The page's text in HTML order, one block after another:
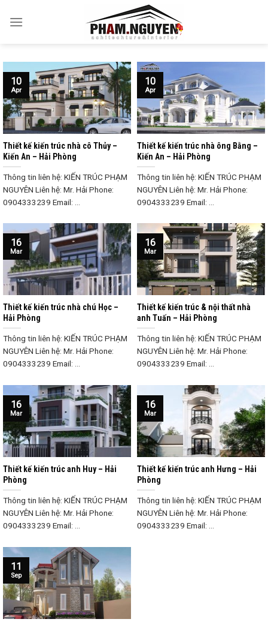
Thiết kế kiến trúc nhà cô Thủy –
Kiến An – Hải Phòng
Thông tin liên hệ: KIẾN TRÚC PHẠM
NGUYÊN Liên hệ: Mr. Hải Phone:
0904333239 Email: ...
10
Apr
Thiết kế kiến trúc nhà ông Bằng –
Kiến An – Hải Phòng
Thông tin liên hệ: KIẾN TRÚC PHẠM
NGUYÊN Liên hệ: Mr. Hải Phone:
0904333239 Email: ...
10
Apr
Thiết kế kiến trúc nhà chú Học –
Hải Phòng
Thông tin liên hệ: KIẾN TRÚC PHẠM
NGUYÊN Liên hệ: Mr. Hải Phone:
0904333239 Email: ...
16
Mar
Thiết kế kiến trúc & nội thất nhà
anh Tuấn – Hải Phòng
Thông tin liên hệ: KIẾN TRÚC PHẠM
NGUYÊN Liên hệ: Mr. Hải Phone:
0904333239 Email: ...
16
Mar
Thiết kế kiến trúc anh Huy – Hải
Phòng
Thông tin liên hệ: KIẾN TRÚC PHẠM
NGUYÊN Liên hệ: Mr. Hải Phone:
0904333239 Email: ...
16
Mar
Thiết kế kiến trúc anh Hưng – Hải
Phòng
Thông tin liên hệ: KIẾN TRÚC PHẠM
NGUYÊN Liên hệ: Mr. Hải Phone:
0904333239 Email: ...
16
Mar
11
Sep